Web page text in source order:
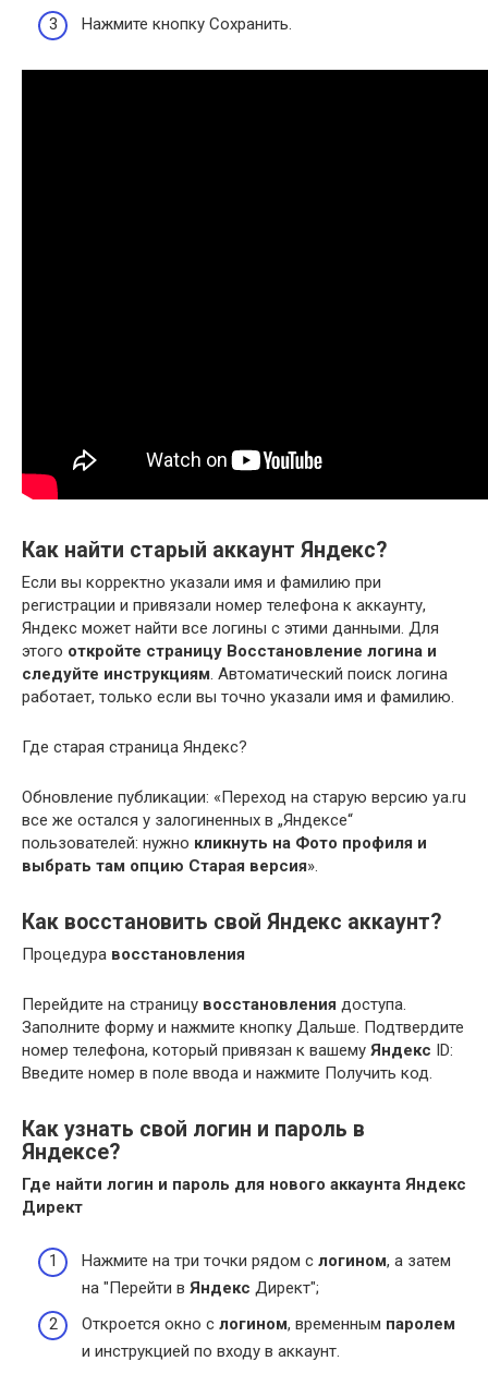
Нажмите кнопку Сохранить.
Как найти старый аккаунт Яндекс?
Если вы корректно указали имя и фамилию при
регистрации и привязали номер телефона к аккаунту,
Яндекс может найти все логины с этими данными. Для
этого откройте страницу Восстановление логина и
следуйте инструкциям. Автоматический поиск логина
работает, только если вы точно указали имя и фамилию.
Где старая страница Яндекс?
Обновление публикации: «Переход на старую версию ya.ru
все же остался у залогиненных в „Яндексе“
пользователей: нужно кликнуть на Фото профиля и
выбрать там опцию Старая версия».
Как восстановить свой Яндекс аккаунт?
Процедура восстановления
Перейдите на страницу восстановления доступа.
Заполните форму и нажмите кнопку Дальше. Подтвердите
номер телефона, который привязан к вашему Яндекс ID:
Введите номер в поле ввода и нажмите Получить код.
Как узнать свой логин и пароль в
Яндексе?
Где найти логин и пароль для нового аккаунта Яндекс
Директ
Нажмите на три точки рядом с логином, а затем
на "Перейти в Яндекс Директ";
Откроется окно с логином, временным паролем
и инструкцией по входу в аккаунт.